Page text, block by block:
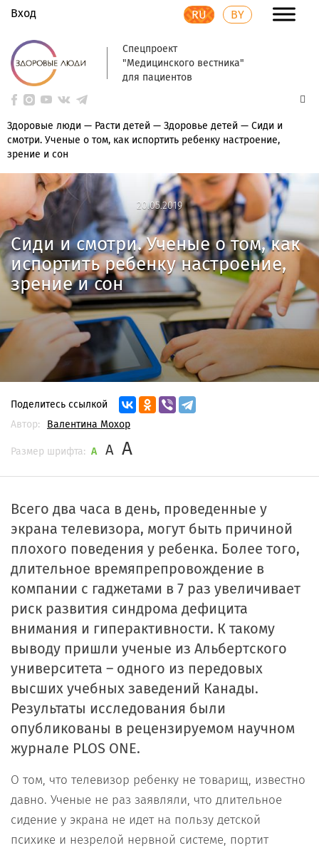
Вход RU BY
Спецпроект
"Медицинского вестника"
для пациентов
Здоровые люди — Расти детей — Здоровье детей — Сиди и
смотри. Ученые о том, как испортить ребенку настроение,
зрение и сон
20.05.2019
20.05.2019
Сиди и смотри. Ученые о том, как
испортить ребенку настроение,
зрение и сон
Поделитесь ссылкой
Автор:
Валентина Мохор
Размер шрифта: A A A
Всего два часа в день, проведенные у
экрана телевизора, могут быть причиной
плохого поведения у ребенка. Более того,
длительное времяпрепровождение в
компании с гаджетами в 7 раз увеличивает
риск развития синдрома дефицита
внимания и гиперактивности. К такому
выводу пришли ученые из Альбертского
университета – одного из передовых
высших учебных заведений Канады.
Результаты исследования были
опубликованы в рецензируемом научном
журнале PLOS ONE.
О том, что телевизор ребенку не товарищ, известно
давно. Ученые не раз заявляли, что длительное
сидение у экрана не идет на пользу детской
психике и незрелой нервной системе, портит